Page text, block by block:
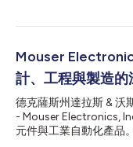
（eVTOL）車輛背後的
（UAM）從未來主義概
和儲能方面的障礙的限
應對這一挑戰，該方法
或更長的區域班機而建
性的關鍵，而尖端科技
關重要。 這些燃料電
縮短了傳統電池的周轉
Mouser
計、工程與製造的
德克薩斯州達拉斯 & 沃
- Mouser Electronics,
元件與工業自動化產品